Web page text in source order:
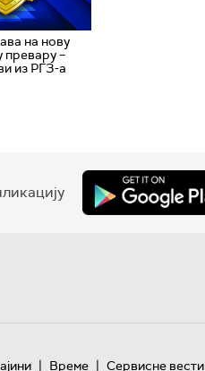
на нову
превару –
из РГЗ-а
| Време | Сервисне вести